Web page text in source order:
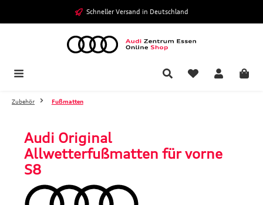
Zum Hauptinhalt springen Schneller Versand in Deutschland
Zubehör Fußmatten
Audi Original
Allwetterfußmatten für vorne
S8